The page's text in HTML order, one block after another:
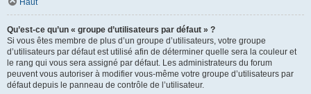
Haut
Qu’est-ce qu’un « groupe d’utilisateurs par défaut » ?
Si vous êtes membre de plus d’un groupe d’utilisateurs, votre groupe
d’utilisateurs par défaut est utilisé afin de déterminer quelle sera la couleur et
le rang qui vous sera assigné par défaut. Les administrateurs du forum
peuvent vous autoriser à modifier vous-même votre groupe d’utilisateurs par
défaut depuis le panneau de contrôle de l’utilisateur.